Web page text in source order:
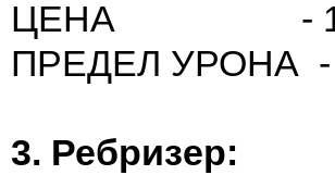
ЦЕНА -
ПРЕДЕЛ УРОНА -
3. Ребризер: